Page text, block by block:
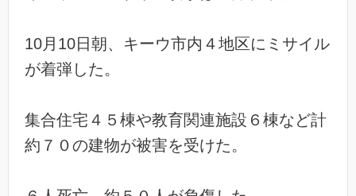
10月10日朝、キーウ市内４地区にミサイル
が着弾した。
集合住宅４５棟や教育関連施設６棟など計
約７０の建物が被害を受けた。